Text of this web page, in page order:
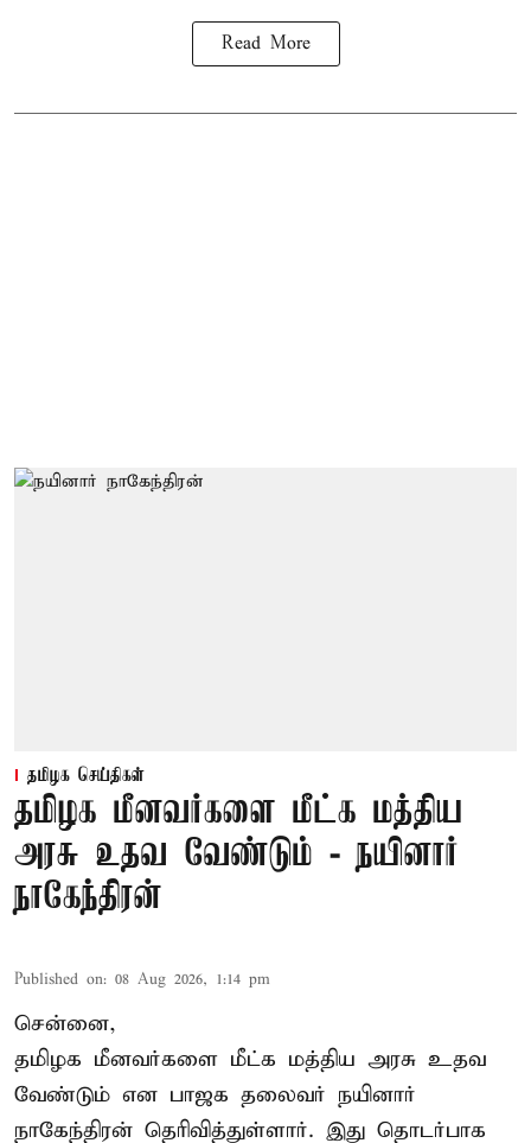
Read More
தமிழக செய்திகள்
தமிழக மீனவர்களை மீட்க மத்திய
அரசு உதவ வேண்டும் - நயினார்
நாகேந்திரன்
Published on: 08 Aug 2026, 1:14 pm
சென்னை,
தமிழக மீனவர்களை மீட்க மத்திய அரசு உதவ
வேண்டும் என பாஜக தலைவர் நயினார்
நாகேந்திரன் தெரிவித்துள்ளார். இது தொடர்பாக